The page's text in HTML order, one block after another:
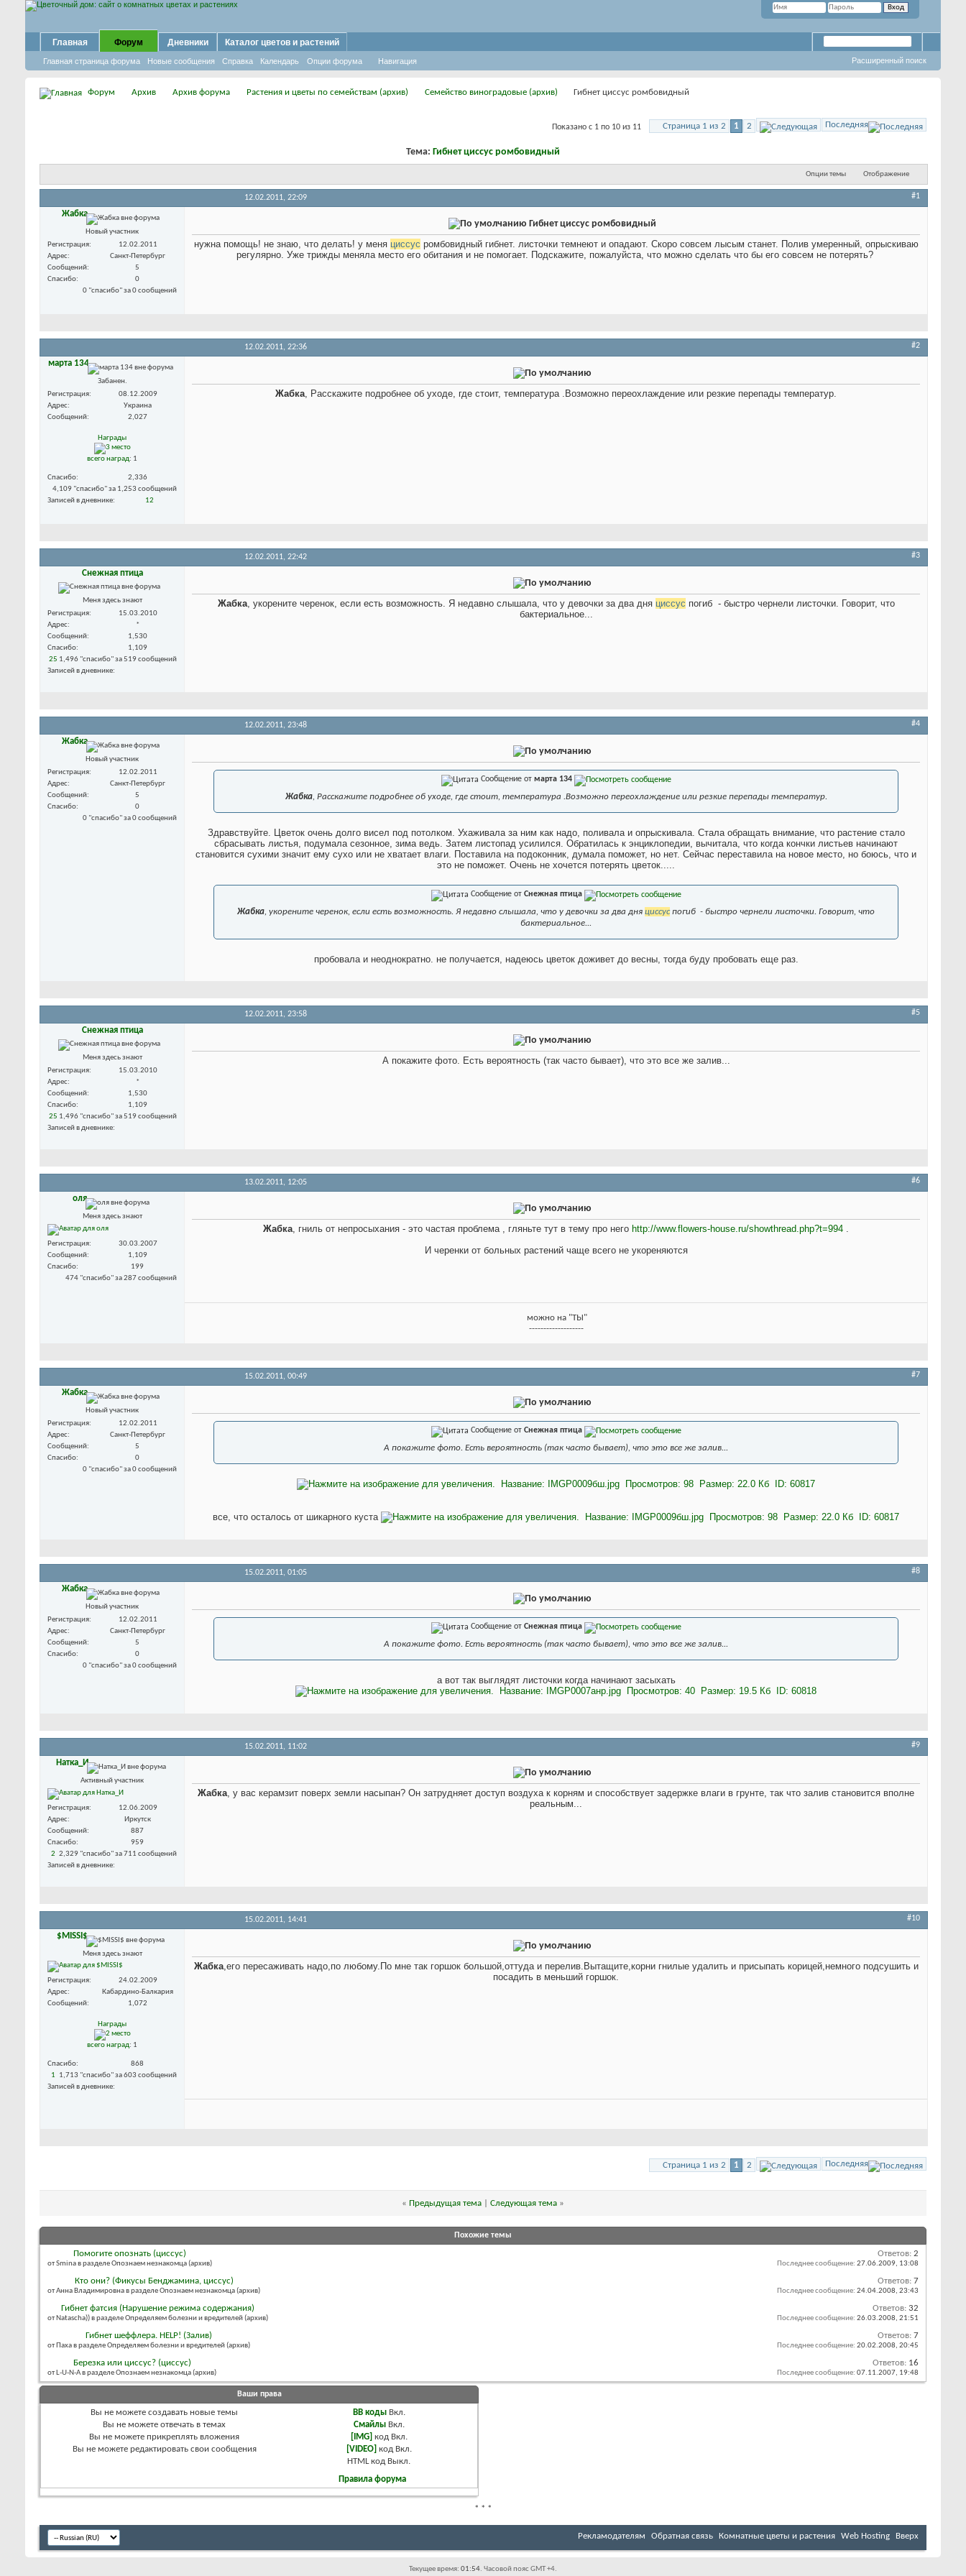
Главная Форум
Главная страница форума Новые сообщения Справка Календарь Опции форума Навигация
Дневники Каталог цветов и растений
Расширенный поиск
Форум Архив Архив форума Растения и цветы по семействам (архив) Семейство виноградовые (архив) Гибнет циссус ромбовидный
Страница 1 из 2 1 2 Последняя
Показано с 1 по 10 из 11
Тема: Гибнет циссус ромбовидный
Опции темы Отображение
12.02.2011, 22:09 #1
Жабка
Новый участник
Регистрация
12.02.2011
Адрес
Санкт-Петербург
Сообщений
5
Спасибо
0
0 "спасибо" за 0 сообщений
Гибнет циссус ромбовидный
нужна помощь! не знаю, что делать! у меня циссус ромбовидный гибнет. листочки темнеют и опадают. Скоро совсем лысым станет. Полив умеренный, опрыскиваю
регулярно. Уже трижды меняла место его обитания и не помогает. Подскажите, пожалуйста, что можно сделать что бы его совсем не потерять?
12.02.2011, 22:36 #2
марта 134
Забанен.
Регистрация
08.12.2009
Адрес
Украина
Сообщений
2,027
Награды
всего наград: 1
Спасибо
2,336
4,109 "спасибо" за 1,253 сообщений
Записей в дневнике
12
Жабка, Расскажите подробнее об уходе, где стоит, температура .Возможно переохлаждение или резкие перепады температур.
12.02.2011, 22:42 #3
Снежная птица
Меня здесь знают
Регистрация
15.03.2010
Адрес
*
Сообщений
1,530
Спасибо
1,109
1,496 "спасибо" за 519 сообщений
Записей в дневнике
25
Жабка, укорените черенок, если есть возможность. Я недавно слышала, что у девочки за два дня циссус погиб - быстро чернели листочки. Говорит, что
бактериальное...
12.02.2011, 23:48 #4
Жабка
Новый участник
Регистрация
12.02.2011
Адрес
Санкт-Петербург
Сообщений
5
Спасибо
0
0 "спасибо" за 0 сообщений
Сообщение от марта 134
Жабка, Расскажите подробнее об уходе, где стоит, температура .Возможно переохлаждение или резкие перепады температур.
Здравствуйте. Цветок очень долго висел под потолком. Ухаживала за ним как надо, поливала и опрыскивала. Стала обращать внимание, что растение стало
сбрасывать листья, подумала сезонное, зима ведь. Затем листопад усилился. Обратилась к энциклопедии, вычитала, что когда кончки листьев начинают
становится сухими значит ему сухо или не хватает влаги. Поставила на подоконник, думала поможет, но нет. Сейчас переставила на новое место, но боюсь, что и
это не поможет. Очень не хочется потерять цветок.....
Сообщение от Снежная птица
Жабка, укорените черенок, если есть возможность. Я недавно слышала, что у девочки за два дня циссус погиб - быстро чернели листочки. Говорит, что
бактериальное...
пробовала и неоднократно. не получается, надеюсь цветок доживет до весны, тогда буду пробовать еще раз.
12.02.2011, 23:58 #5
Снежная птица
Меня здесь знают
Регистрация
15.03.2010
Адрес
*
Сообщений
1,530
Спасибо
1,109
1,496 "спасибо" за 519 сообщений
Записей в дневнике
25
А покажите фото. Есть вероятность (так часто бывает), что это все же залив...
13.02.2011, 12:05 #6
оля
Меня здесь знают
Регистрация
30.03.2007
Сообщений
1,109
Спасибо
199
474 "спасибо" за 287 сообщений
Жабка, гниль от непросыхания - это частая проблема , гляньте тут в тему про него http://www.flowers-house.ru/showthread.php?t=994 .
И черенки от больных растений чаще всего не укореняются
можно на "ТЫ"
-------------------
15.02.2011, 00:49 #7
Жабка
Новый участник
Регистрация
12.02.2011
Адрес
Санкт-Петербург
Сообщений
5
Спасибо
0
0 "спасибо" за 0 сообщений
Сообщение от Снежная птица
А покажите фото. Есть вероятность (так часто бывает), что это все же залив...
все, что осталось от шикарного куста
15.02.2011, 01:05 #8
Жабка
Новый участник
Регистрация
12.02.2011
Адрес
Санкт-Петербург
Сообщений
5
Спасибо
0
0 "спасибо" за 0 сообщений
Сообщение от Снежная птица
А покажите фото. Есть вероятность (так часто бывает), что это все же залив...
а вот так выглядят листочки когда начинают засыхать
15.02.2011, 11:02 #9
Натка_И
Активный участник
Регистрация
12.06.2009
Адрес
Иркутск
Сообщений
887
Спасибо
959
2,329 "спасибо" за 711 сообщений
Записей в дневнике
2
Жабка, у вас керамзит поверх земли насыпан? Он затрудняет доступ воздуха к корням и способствует задержке влаги в грунте, так что залив становится вполне
реальным...
15.02.2011, 14:41 #10
$MISSI$
Меня здесь знают
Регистрация
24.02.2009
Адрес
Кабардино-Балкария
Сообщений
1,072
Награды
всего наград: 1
Спасибо
868
1,713 "спасибо" за 603 сообщений
Записей в дневнике
1
Жабка,его пересаживать надо,по любому.По мне так горшок большой,оттуда и перелив.Вытащите,корни гнилые удалить и присыпать корицей,немного подсушить и
посадить в меньший горшок.
Страница 1 из 2 1 2 Последняя
« Предыдущая тема Следующая тема »
Похожие темы
Помогите опознать (циссус)
от Smina в разделе Опознаем незнакомца (архив)
Ответов: 2
Последнее сообщение: 27.06.2009, 13:08
Кто они? (Фикусы Бенджамина, циссус)
от Анна Владимировна в разделе Опознаем незнакомца (архив)
Ответов: 7
Последнее сообщение: 24.04.2008, 23:43
Гибнет фатсия (Нарушение режима содержания)
от Natascha)) в разделе Определяем болезни и вредителей (архив)
Ответов: 32
Последнее сообщение: 26.03.2008, 21:51
Гибнет шеффлера. HELP! (Залив)
от Паха в разделе Определяем болезни и вредителей (архив)
Ответов: 7
Последнее сообщение: 20.02.2008, 20:45
Березка или циссус? (циссус)
от L-U-N-A в разделе Опознаем незнакомца (архив)
Ответов: 16
Последнее сообщение: 07.11.2007, 19:48
Ваши права
Вы не можете создавать новые темы
Вы не можете отвечать в темах
Вы не можете прикреплять вложения
Вы не можетередактировать свои сообщения
BB коды Вкл.
Смайлы Вкл.
[IMG] код Вкл.
[VIDEO] код Вкл.
HTML код Выкл.
Правила форума
* * *
Рекламодателям Обратная связь Комнатные цветы и растения Web Hosting Вверх
Текущее время: 01:54. Часовой пояс GMT +4.